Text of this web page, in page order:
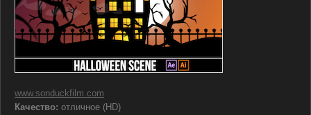
www.sonduckfilm.com
Качество: отличное (HD)